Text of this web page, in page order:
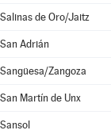
Salinas de Oro/Jaitz
San Adrián
Sangüesa/Zangoza
San Martín de Unx
Sansol